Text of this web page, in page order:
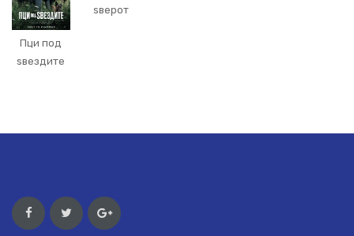
Пци под
ѕвездите
ѕверот